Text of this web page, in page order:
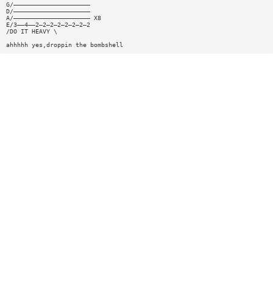
G/—————————————————————
D/—————————————————————
A/————————————————————— X8
E/3——4——2—2—2—2—2—2—2—2
/DO IT HEAVY \
ahhhhh yes,droppin the bombshell